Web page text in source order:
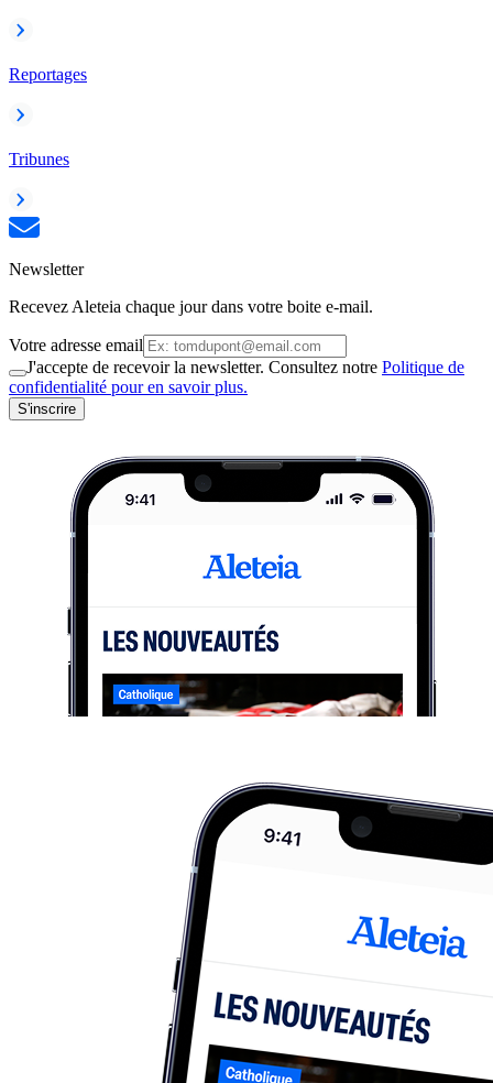
Reportages
Tribunes
Newsletter
Recevez Aleteia chaque jour dans votre boite e-mail.
Votre adresse email
J'accepte de recevoir la newsletter. Consultez notre Politique de
confidentialité pour en savoir plus.
S'inscrire